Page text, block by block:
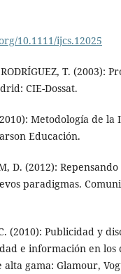
10.1111/ijcs.12025
T. (2003):
CIE-Dossat.
Metodología de la
Educación.
D. (2012):
paradigmas.
(2010): Publicidad y
e información en los
alta gama: Glamour,